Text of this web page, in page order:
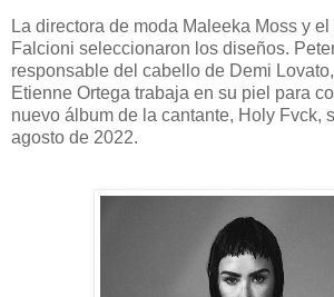
La directora de moda Maleeka Moss y
Falcioni seleccionaron los diseños.
responsable del cabello de Demi
Etienne Ortega trabaja en su piel para
nuevo álbum de la cantante, Holy Fvck,
agosto de 2022.